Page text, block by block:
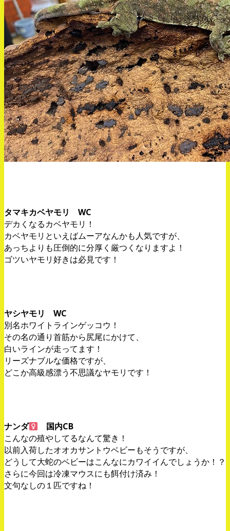
タマキカベヤモリ WC
デカくなるカベヤモリ！
カベヤモリといえばムーアなんかも人気ですが、
あっちよりも圧倒的に分厚く厳つくなりますよ！
ゴツいヤモリ好きは必見です！
ヤシヤモリ WC
別名ホワイトラインゲッコウ！
その名の通り首筋から尻尾にかけて、
白いラインが走ってます！
リーズナブルな価格ですが、
どこか高級感漂う不思議なヤモリです！
ナンダ
国内CB
こんなの殖やしてるなんて驚き！
以前入荷したオオカサントウベビーもそうですが、
どうして大蛇のベビーはこんなにカワイイんでしょうか！？
さらに今回は冷凍マウスにも餌付け済み！
文句なしの１匹ですね！